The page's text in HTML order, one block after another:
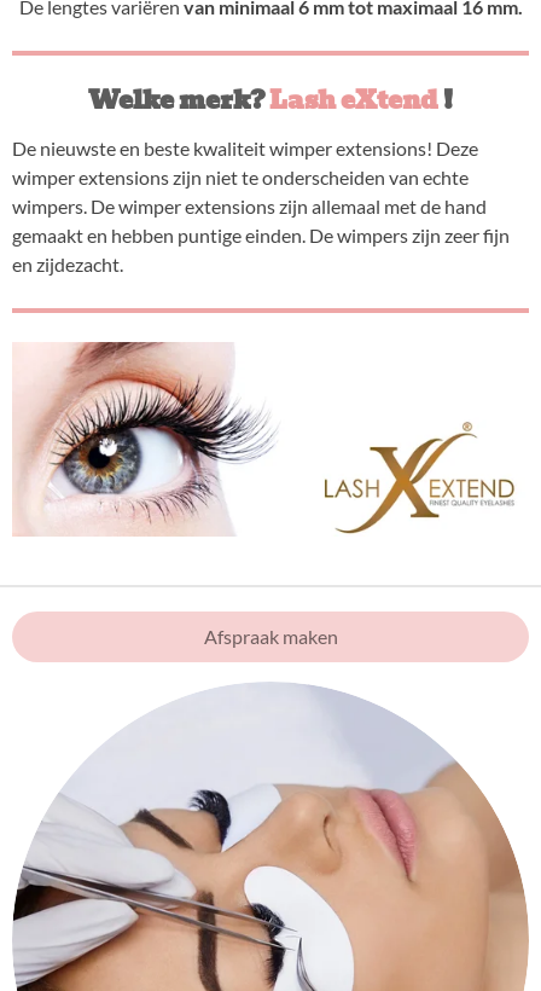
De lengtes variëren van minimaal 6 mm tot maximaal 16 mm.
Welke merk?Lash eXtend!
De nieuwste en beste kwaliteit wimper extensions! Deze
wimper extensions zijn niet te onderscheiden van echte
wimpers. De wimper extensions zijn allemaal met de hand
gemaakt en hebben puntige einden. De wimpers zijn zeer fijn
en zijdezacht.
Afspraak maken